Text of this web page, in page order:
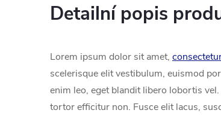
Detailní popis
Lorem ipsum dolor sit amet,
scelerisque elit vestibulum, euismod
enim leo, eget blandit libero lobortis
tortor efficitur non. Fusce elit lacus,